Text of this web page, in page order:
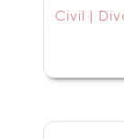
Civil |